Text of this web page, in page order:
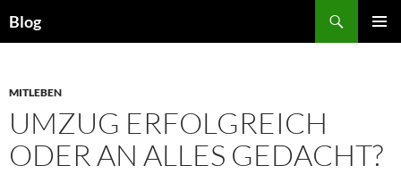
Inhalt
Blog
MITLEBEN
UMZUG ERFOLGREICH
ODER AN ALLES GEDACHT?